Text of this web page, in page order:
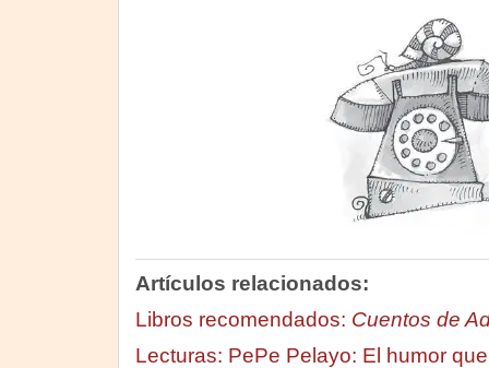
Artículos relacionados:
Libros recomendados: Cuentos de
Lecturas: PePe Pelayo: El humor